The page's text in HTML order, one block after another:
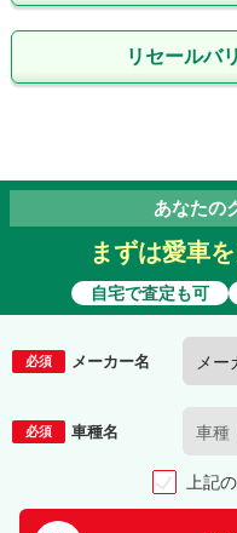
リセールバ
あなたの
まずは愛車を
自宅で査定も可
必須 メーカー名
必須 車種名
上記